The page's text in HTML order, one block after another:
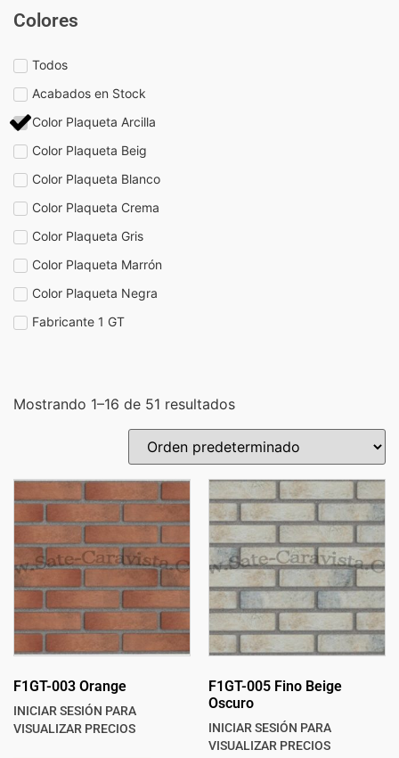
Colores
Todos
Acabados en Stock
Color Plaqueta Arcilla
Color Plaqueta Beig
Color Plaqueta Blanco
Color Plaqueta Crema
Color Plaqueta Gris
Color Plaqueta Marrón
Color Plaqueta Negra
Fabricante 1 GT
Mostrando 1–16 de 51 resultados
F1GT-003 Orange
INICIAR SESIÓN PARA
VISUALIZAR PRECIOS
F1GT-005 Fino Beige
Oscuro
INICIAR SESIÓN PARA
VISUALIZAR PRECIOS